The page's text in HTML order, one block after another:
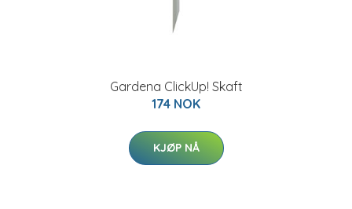
Gardena ClickUp! Skaft
174 NOK
KJØP NÅ